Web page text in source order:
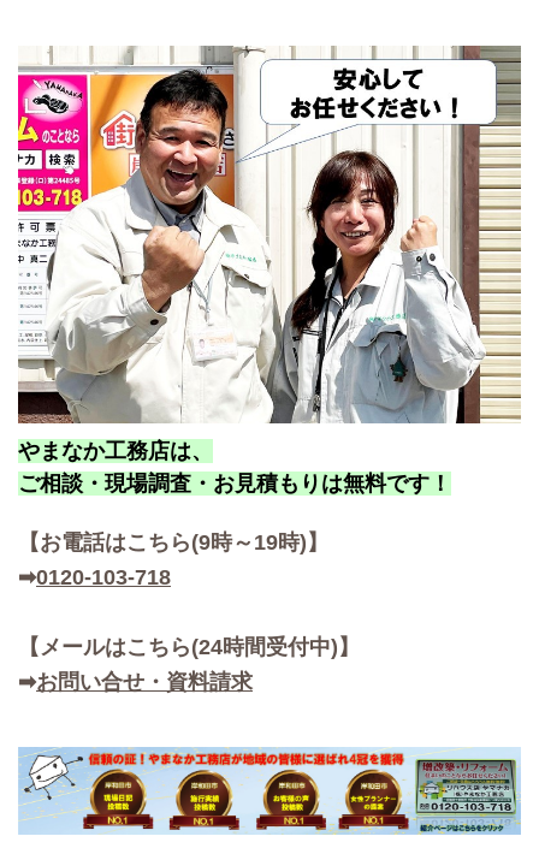
やまなか工務店は、
ご相談・現場調査・お見積もりは無料です！
【お電話はこちら(9時～19時)】
➡0120-103-718
【メールはこちら(24時間受付中)】
➡お問い合せ・資料請求